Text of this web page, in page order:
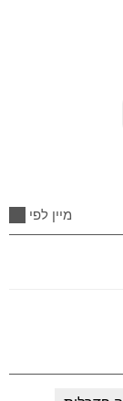
מיין לפי